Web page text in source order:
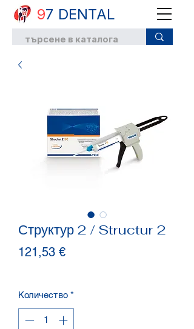
97 DENTAL
Структур 2 / Structur 2
121,53 €Цена
Количество *